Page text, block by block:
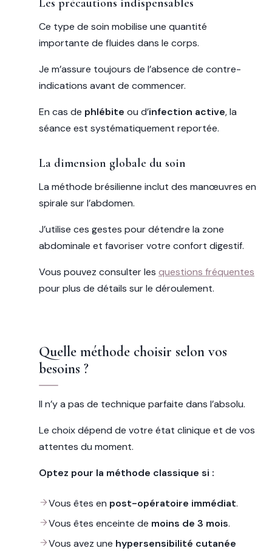
Les précautions indispensables
Ce type de soin mobilise une quantité
importante de fluides dans le corps.
Je m’assure toujours de l’absence de contre-
indications avant de commencer.
En cas de phlébite ou d’infection active, la
séance est systématiquement reportée.
La dimension globale du soin
La méthode brésilienne inclut des manœuvres en
spirale sur l’abdomen.
J’utilise ces gestes pour détendre la zone
abdominale et favoriser votre confort digestif.
Vous pouvez consulter les questions fréquentes
pour plus de détails sur le déroulement.
Quelle méthode choisir selon vos
besoins ?
Il n’y a pas de technique parfaite dans l’absolu.
Le choix dépend de votre état clinique et de vos
attentes du moment.
Optez pour la méthode classique si :
Vous êtes en post-opératoire immédiat.
Vous êtes enceinte de moins de 3 mois.
Vous avez une hypersensibilité cutanée